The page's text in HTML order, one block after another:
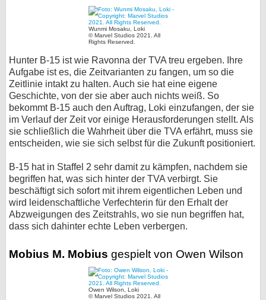
Wunmi Mosaku, Loki
© Marvel Studios 2021. All
Rights Reserved.
Hunter B-15 ist wie Ravonna der TVA treu ergeben. Ihre
Aufgabe ist es, die Zeitvarianten zu fangen, um so die
Zeitlinie intakt zu halten. Auch sie hat eine eigene
Geschichte, von der sie aber auch nichts weiß. So
bekommt B-15 auch den Auftrag, Loki einzufangen, der sie
im Verlauf der Zeit vor einige Herausforderungen stellt. Als
sie schließlich die Wahrheit über die TVA erfährt, muss sie
entscheiden, wie sie sich selbst für die Zukunft positioniert.
B-15 hat in Staffel 2 sehr damit zu kämpfen, nachdem sie
begriffen hat, was sich hinter der TVA verbirgt. Sie
beschäftigt sich sofort mit ihrem eigentlichen Leben und
wird leidenschaftliche Verfechterin für den Erhalt der
Abzweigungen des Zeitstrahls, wo sie nun begriffen hat,
dass sich dahinter echte Leben verbergen.
Mobius M. Mobius gespielt von Owen Wilson
Owen Wilson, Loki
© Marvel Studios 2021. All